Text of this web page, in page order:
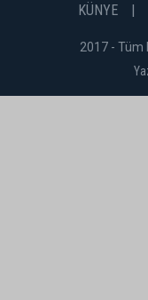
KÜNYE
2017 - Tüm